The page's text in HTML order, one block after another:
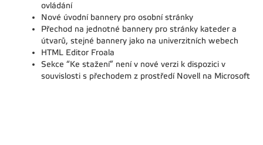
ovládání
Nové úvodní bannery pro osobní stránky
Přechod na jednotné bannery pro stránky kateder a
útvarů, stejné bannery jako na univerzitních webech
HTML Editor Froala
Sekce “Ke stažení” není v nové verzi k dispozici v
souvislosti s přechodem z prostředí Novell na Microsoft